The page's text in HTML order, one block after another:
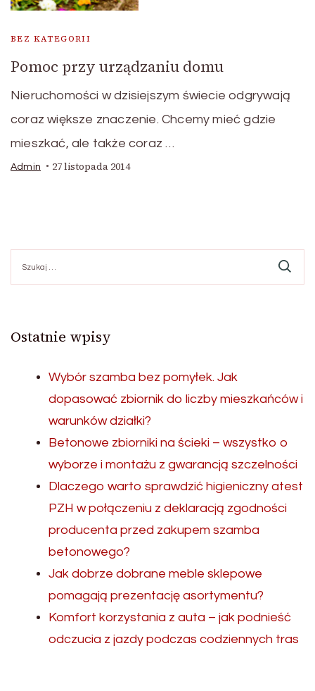
BEZ KATEGORII
Pomoc przy urządzaniu domu
Nieruchomości w dzisiejszym świecie odgrywają
coraz większe znaczenie. Chcemy mieć gdzie
mieszkać, ale także coraz …
Admin 27 listopada 2014
Ostatnie wpisy
Wybór szamba bez pomyłek. Jak
dopasować zbiornik do liczby mieszkańców i
warunków działki?
Betonowe zbiorniki na ścieki – wszystko o
wyborze i montażu z gwarancją szczelności
Dlaczego warto sprawdzić higieniczny atest
PZH w połączeniu z deklaracją zgodności
producenta przed zakupem szamba
betonowego?
Jak dobrze dobrane meble sklepowe
pomagają prezentację asortymentu?
Komfort korzystania z auta – jak podnieść
odczucia z jazdy podczas codziennych tras